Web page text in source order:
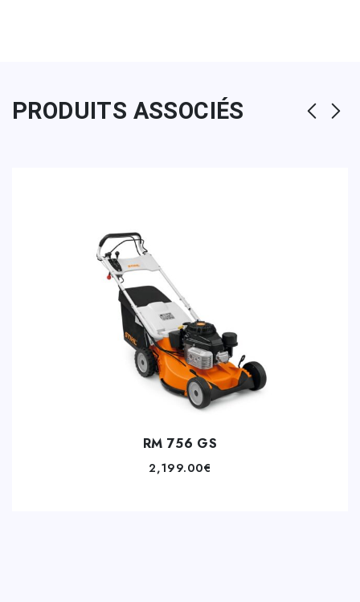
PRODUITS ASSOCIÉS
RM 756 GS
2,199.00€